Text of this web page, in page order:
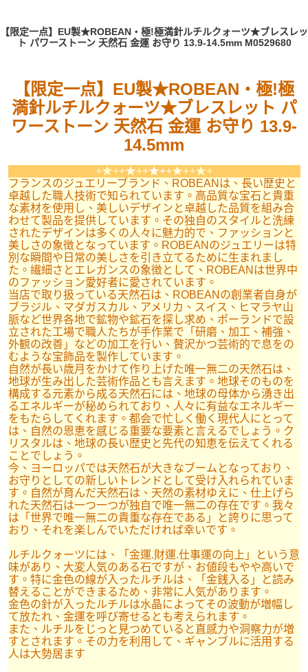
【限定一点】EU製★ROBEAN・極!極満針ルチルクォーツ★ブレスレッ
ト パワーストーン 天然石 金運 お守り 13.9-14.5mm M0529680
【限定一点】EU製★ROBEAN・極!極
満針ルチルクォーツ★ブレスレット パ
ワーストーン 天然石 金運 お守り 13.9-
14.5mm
+★++★++★++★++★+
フランスのジュエリーブランド、ROBEANは、長い歴史と
卓越した職人技術で知られています。高品質な宝石と貴重
な素材を使用し、美しいデザインと卓越した品質を組み合
わせて製品を提供しています。その独自のスタイルと洗練
されたデザインは多くの人々に魅力的で、ファッションと
美しさの象徴となっています。ROBEANのジュエリーは特
別な瞬間や日常の美しさを引き立てるために生まれまし
た。繊細さとエレガンスの象徴として、ROBEANは世界中
のファッション愛好者に愛されています。
当店で取り扱っている天然石は、ROBEANの創業者自身が
ブラジル、マダガスカル、アメリカ、スイス、ヒマラヤ山
脈など世界各地で鉱物や鉱石を探し求め、ポーランドで設
立された工場で職人たちが手作業で「研磨、加工、補強、
外観の改善」などの加工を行い、贅沢かつ芸術的で息をの
むような宝飾品を製作しています。
自然が長い歳月をかけて作り上げた唯一無二の天然石は、
地球が生み出した芸術作品とも言えます。地球そのものを
構成する元素から成る天然石には、地球の母体から湧き出
るエネルギーが秘められており、人々に有益なエネルギー
をもたらしてくれます。都会で忙しく働く現代人にとって
は、自然の恩恵を感じる重要な要素と言えるでしょう。ク
リスタルは、地球の長い歴史と先代の知恵を伝えてくれる
ことでしょう。
今、ヨーロッパでは天然石が大きなブームとなっており、
お守りとしての新しいトレンドとして受け入れられていま
す。自然が育んだ天然石は、天然の素材ゆえに、仕上げら
れた天然石は一つ一つが独自で唯一無二の存在です。我々
は「世界で唯一無二の貴重な存在である」と誇りに思って
おり、それを楽しんでいただければ幸いです。
ルチルクォーツには、「金運.財運.仕事運の向上」という意
味があり、大変人気のある石ですが、お値段もやや高いで
す。特に金色の線が入ったルチルは、「金銭入る」と読み
替えることができまるため、非常に人気があります。
金色の針が入ったルチルは水晶によってその波動が増幅し
て放たれ、金運を呼び寄せるとも考えられます。
また、ルチルをじっと見つめていると直感力や洞察力が増
すとされます。その力を利用して、ギャンブルに活用する
人は大勢居ます